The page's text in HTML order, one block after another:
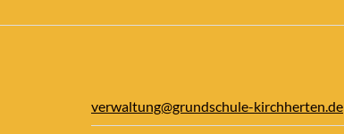
verwaltung@grundschule-kirchherten.de